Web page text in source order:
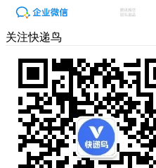
关注快递鸟